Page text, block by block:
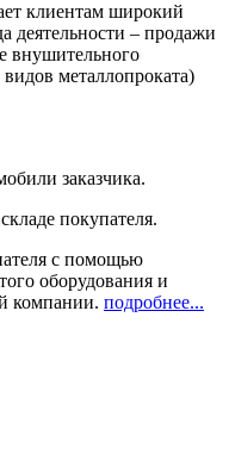
клиентам широкий
деятельности – продажи
внушительного
металлопроката)
заказчика.
покупателя.
с помощью
оборудования и
компании. подробнее...